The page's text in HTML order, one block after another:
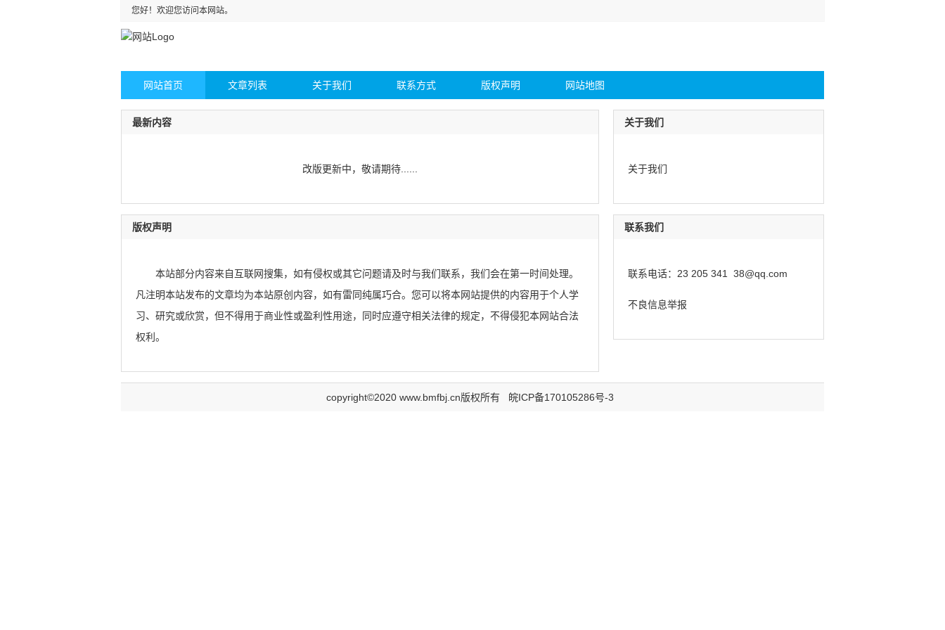
您好！欢迎您访问本网站。
网站首页 文章列表 关于我们 联系方式 版权声明 网站地图
最新内容
改版更新中，敬请期待......
版权声明
本站部分内容来自互联网搜集，如有侵权或其它问题请及时与我们联系，我们会在第一时间处理。
凡注明本站发布的文章均为本站原创内容，如有雷同纯属巧合。您可以将本网站提供的内容用于个人学
习、研究或欣赏，但不得用于商业性或盈利性用途，同时应遵守相关法律的规定，不得侵犯本网站合法
权利。
关于我们
关于我们
联系我们
联系电话：23 205 341 38@qq.com
不良信息举报
copyright©2020 www.bmfbj.cn版权所有 皖ICP备170105286号-3